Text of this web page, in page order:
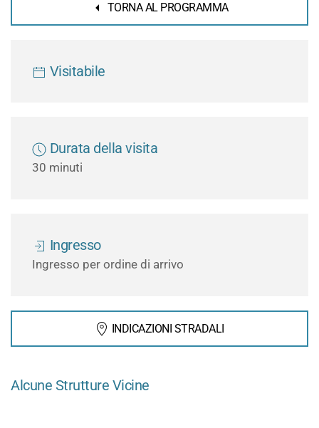
TORNA AL PROGRAMMA
Visitabile
Durata della visita
30 minuti
Ingresso
Ingresso per ordine di arrivo
INDICAZIONI STRADALI
Alcune Strutture Vicine